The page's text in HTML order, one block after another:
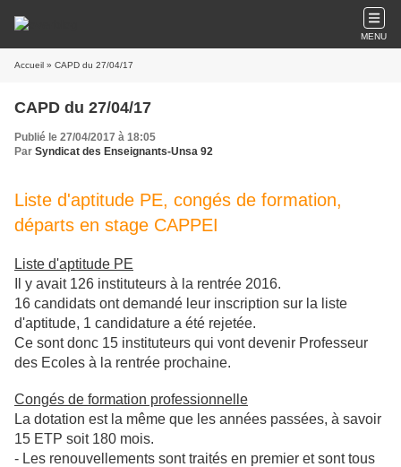
MENU
Accueil » CAPD du 27/04/17
CAPD du 27/04/17
Publié le 27/04/2017 à 18:05
Par Syndicat des Enseignants-Unsa 92
Liste d'aptitude PE, congés de formation,
départs en stage CAPPEI
Liste d'aptitude PE
Il y avait 126 instituteurs à la rentrée 2016.
16 candidats ont demandé leur inscription sur la liste
d'aptitude, 1 candidature a été rejetée.
Ce sont donc 15 instituteurs qui vont devenir Professeur
des Ecoles à la rentrée prochaine.
Congés de formation professionnelle
La dotation est la même que les années passées, à savoir
15 ETP soit 180 mois.
- Les renouvellements sont traités en premier et sont tous